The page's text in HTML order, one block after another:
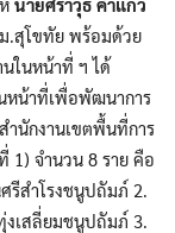
.สุโขทัย พร้อมด้วย
ในหน้าที่ ฯ ได้
หน้าที่เพื่อพัฒนาการ
ำนักงานเขตพื้นที่การ
1) จำนวน 8 ราย คือ
รีสำโรงชนูปถัมภ์ 2.
งเสลี่ยมชนูปถัมภ์ 3.